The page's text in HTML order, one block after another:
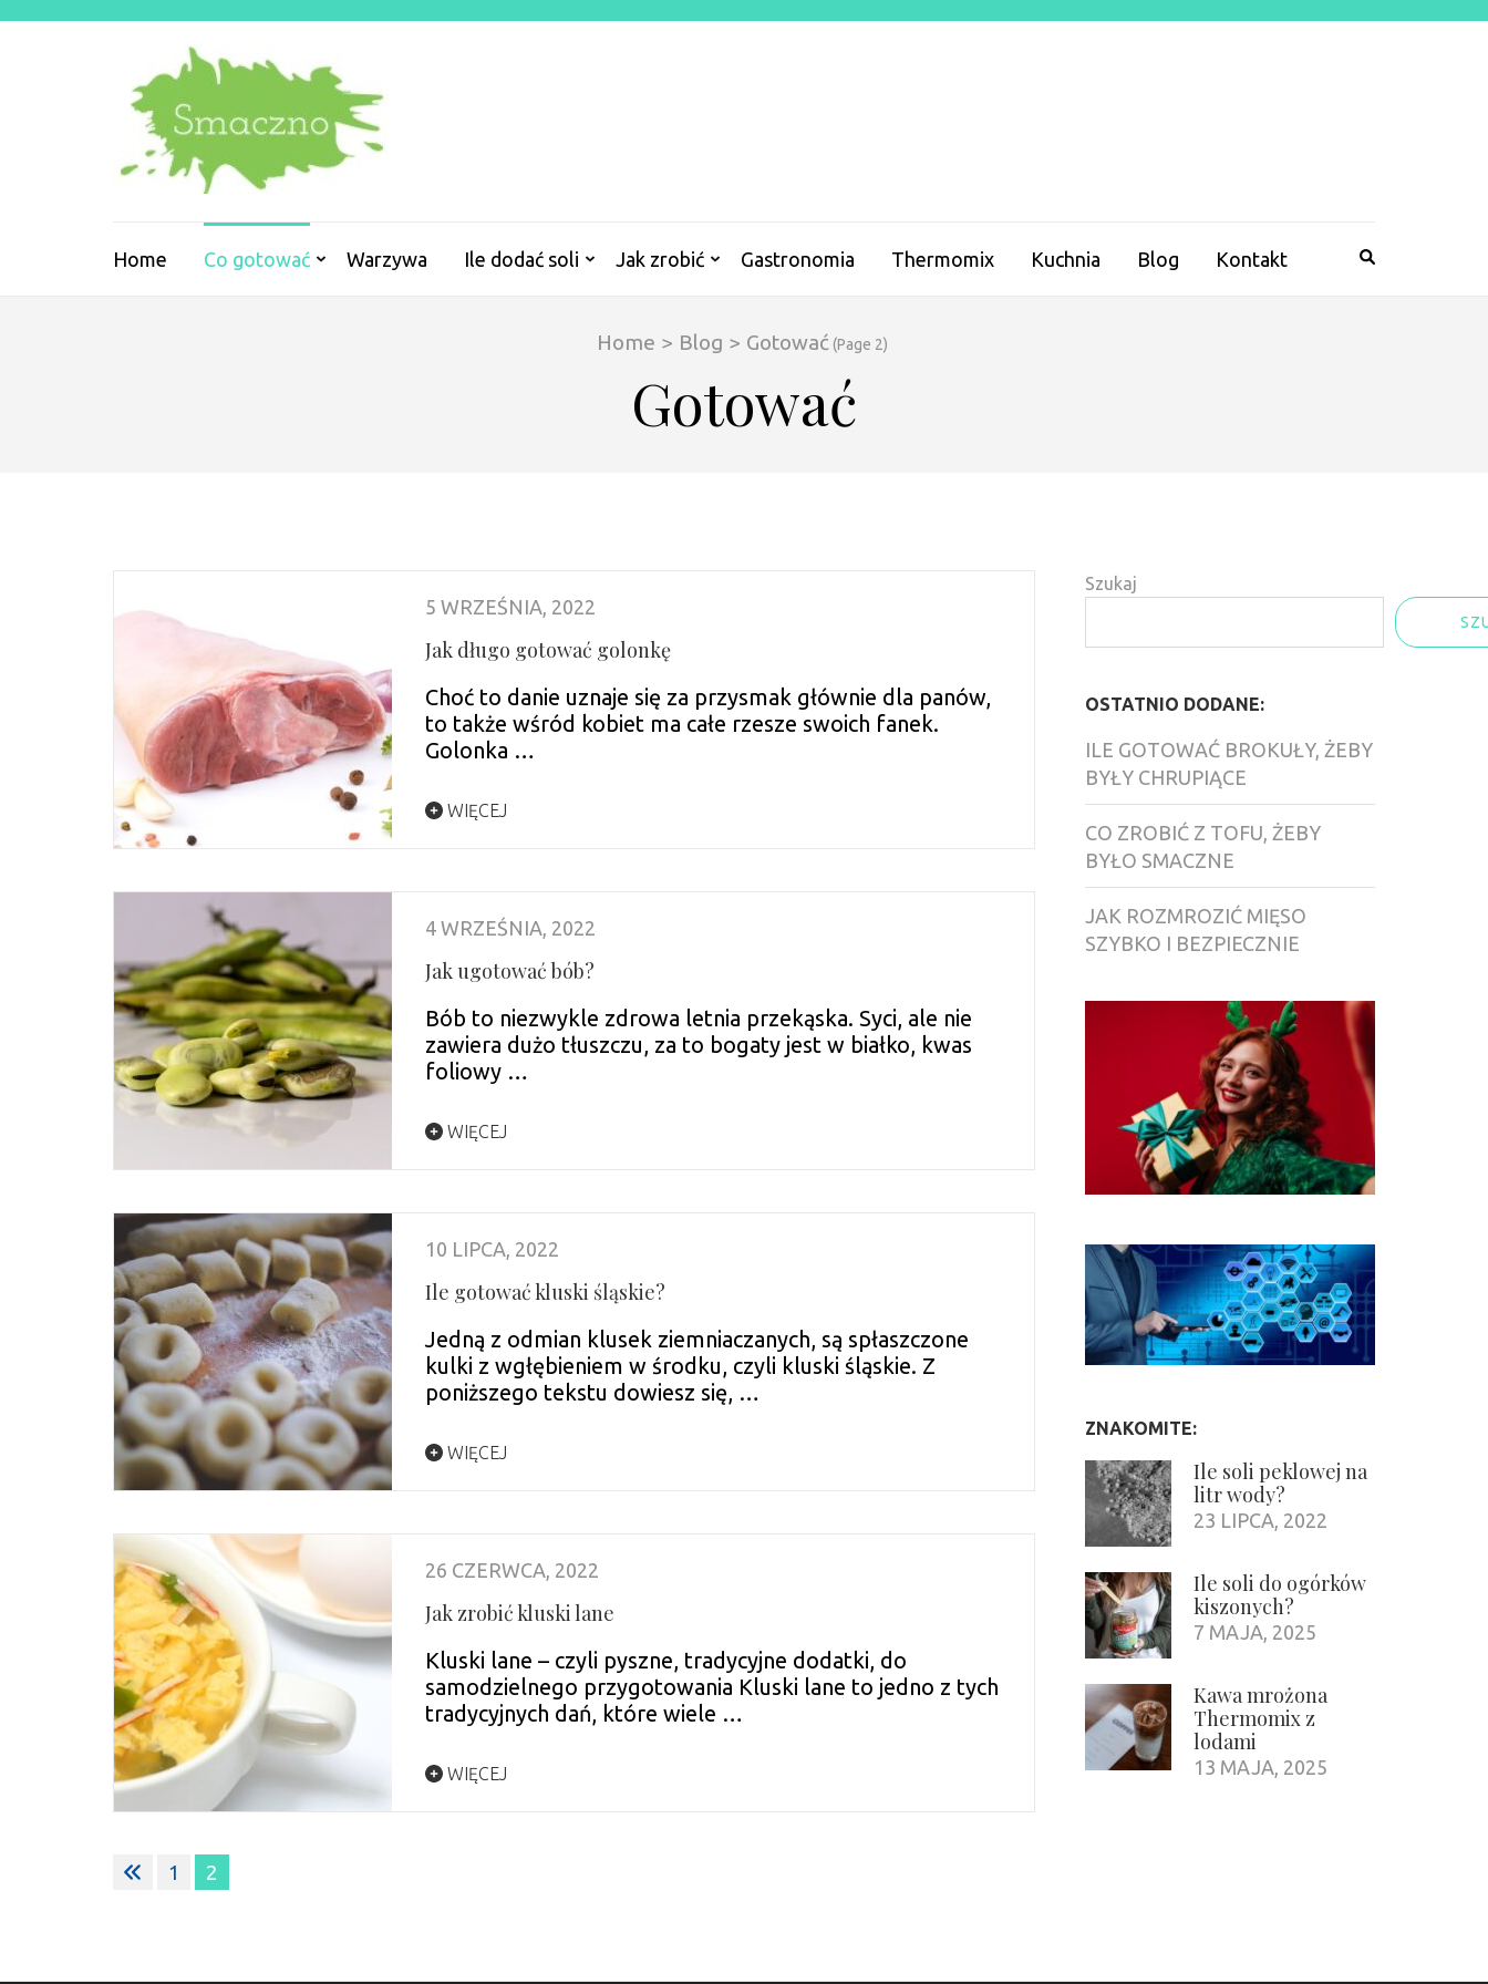
Home Co gotować Warzywa Ile dodać soli Jak zrobić Gastronomia Thermomix Kuchnia Blog Kontakt
Home > Blog > Gotować (Page 2)
Gotować
5 WRZEŚNIA, 2022
Jak długo gotować golonkę
Choć to danie uznaje się za przysmak głównie dla panów,
to także wśród kobiet ma całe rzesze swoich fanek.
Golonka …
WIĘCEJ
4 WRZEŚNIA, 2022
Jak ugotować bób?
Bób to niezwykle zdrowa letnia przekąska. Syci, ale nie
zawiera dużo tłuszczu, za to bogaty jest w białko, kwas
foliowy …
WIĘCEJ
10 LIPCA, 2022
Ile gotować kluski śląskie?
Jedną z odmian klusek ziemniaczanych, są spłaszczone
kulki z wgłębieniem w środku, czyli kluski śląskie. Z
poniższego tekstu dowiesz się, …
WIĘCEJ
26 CZERWCA, 2022
Jak zrobić kluski lane
Kluski lane – czyli pyszne, tradycyjne dodatki, do
samodzielnego przygotowania Kluski lane to jedno z tych
tradycyjnych dań, które wiele …
WIĘCEJ
Stronicowanie
wpisów
1 2
Szukaj
OSTATNIO DODANE:
ILE GOTOWAĆ BROKUŁY, ŻEBY
BYŁY CHRUPIĄCE
CO ZROBIĆ Z TOFU, ŻEBY
BYŁO SMACZNE
JAK ROZMROZIĆ MIĘSO
SZYBKO I BEZPIECZNIE
ZNAKOMITE:
Ile soli peklowej na
litr wody?
23 LIPCA, 2022
Ile soli do ogórków
kiszonych?
7 MAJA, 2025
Kawa mrożona
Thermomix z
lodami
13 MAJA, 2025